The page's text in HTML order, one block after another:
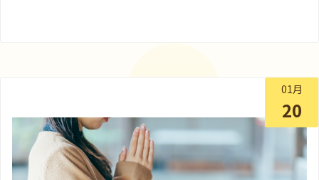
01月
20